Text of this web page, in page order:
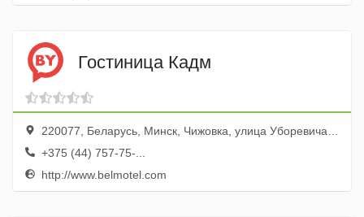
Гостиница Кадм
220077, Беларусь, Минск, Чижовка, улица Уборевича, 128, корп.2
+375 (44) 757-75-...
http://www.belmotel.com